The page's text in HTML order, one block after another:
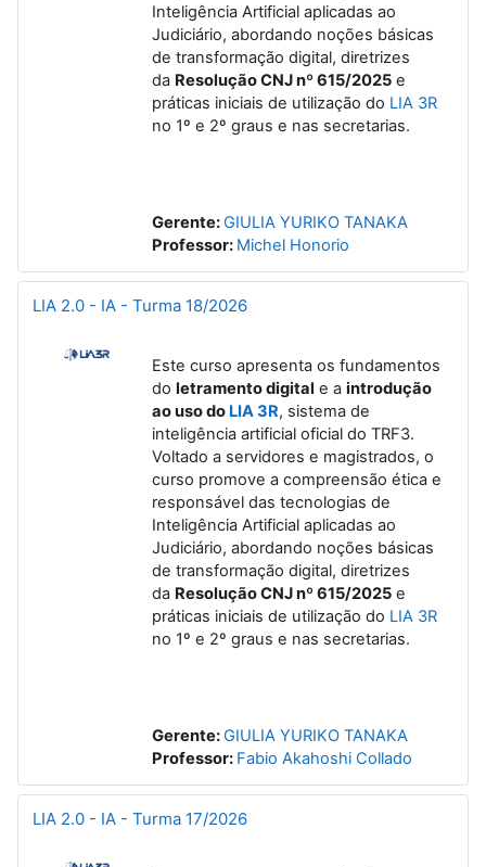
Inteligência Artificial aplicadas ao
Judiciário, abordando noções básicas
de transformação digital, diretrizes
da Resolução CNJ nº 615/2025 e
práticas iniciais de utilização do LIA 3R
no 1º e 2º graus e nas secretarias.
Gerente:GIULIA YURIKO TANAKA
Professor: Michel Honorio
LIA 2.0 - IA - Turma 18/2026
Este curso apresenta os fundamentos
do letramento digital e a introdução
ao uso do LIA 3R, sistema de
inteligência artificial oficial do TRF3.
Voltado a servidores e magistrados, o
curso promove a compreensão ética e
responsável das tecnologias de
Inteligência Artificial aplicadas ao
Judiciário, abordando noções básicas
de transformação digital, diretrizes
da Resolução CNJ nº 615/2025 e
práticas iniciais de utilização do LIA 3R
no 1º e 2º graus e nas secretarias.
Gerente:GIULIA YURIKO TANAKA
Professor: Fabio Akahoshi Collado
LIA 2.0 - IA - Turma 17/2026